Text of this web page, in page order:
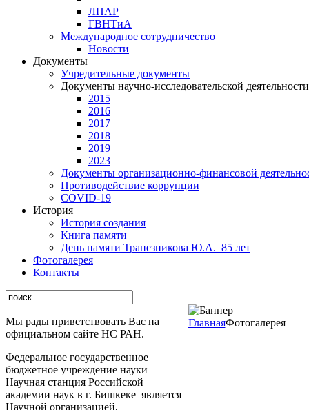
ЛПАР
ГВНТиА
Международное сотрудничество
Новости
Документы
Учредительные документы
Документы научно-исследовательской деятельности
2015
2016
2017
2018
2019
2023
Документы организационно-финансовой
Противодействие коррупции
СОVID-19
История
История создания
Книга памяти
День памяти Трапезникова Ю.А._85 лет
Фотогалерея
Контакты
Мы рады приветствовать Вас на
официальном сайте НС РАН.
Федеральное государственное
бюджетное учреждение науки
Научная станция Российской
академии наук в г. Бишкеке является
Научной организацией,
ГлавнаяФотогалерея